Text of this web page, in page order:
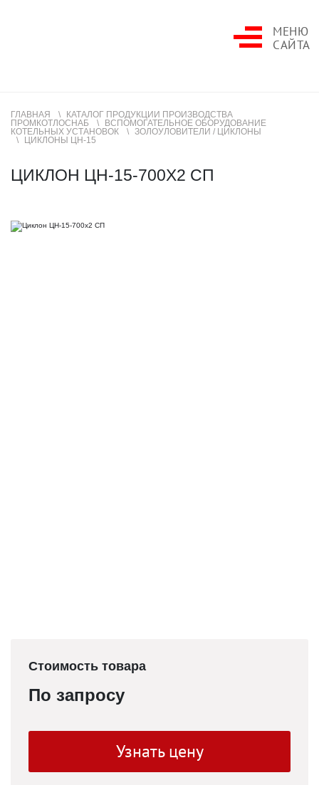
МЕНЮ
САЙТА
ГЛАВНАЯ
КАТАЛОГ ПРОДУКЦИИ ПРОИЗВОДСТВА
ПРОМКОТЛОСНАБ
ВСПОМОГАТЕЛЬНОЕ ОБОРУДОВАНИЕ
КОТЕЛЬНЫХ УСТАНОВОК
ЗОЛОУЛОВИТЕЛИ / ЦИКЛОНЫ
ЦИКЛОНЫ ЦН-15
ЦИКЛОН ЦН-15-700Х2 СП
Стоимость товара
По запросу
Узнать цену